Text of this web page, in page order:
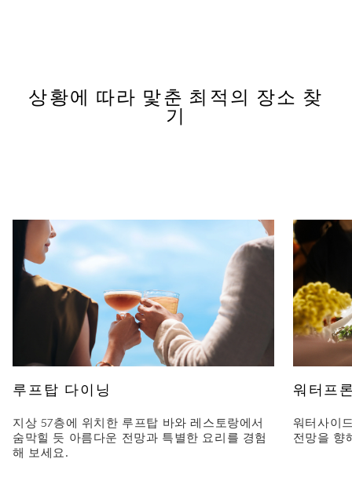
상황에 따라 맟춘 최적의 장소 찾
기
루프탑 다이닝
지상 57층에 위치한 루프탑 바와 레스토랑에서
숨막힐 듯 아름다운 전망과 특별한 요리를 경험
해 보세요.
워터프
워터사이
전망을 향